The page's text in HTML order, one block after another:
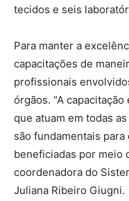
tecidos e seis
Para manter a
capacitações de
profissionais
órgãos. “A
que atuam em todas
são fundamentais
beneficiadas por meio
coordenadora do
Juliana Ribeiro Giugni.